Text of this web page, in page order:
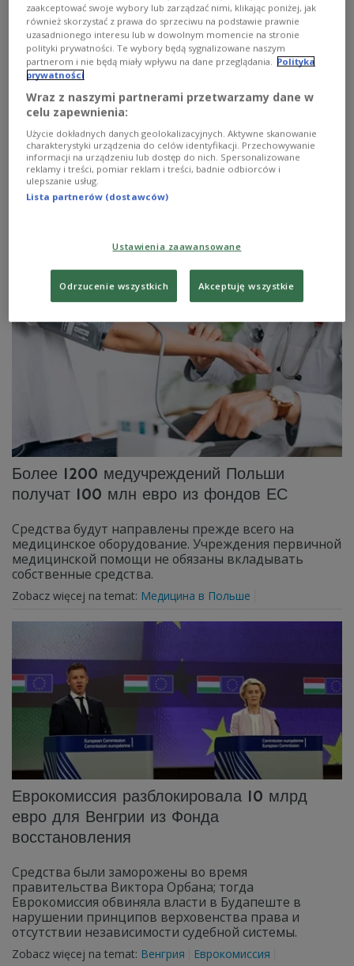
Европейская комиссия перечислила
Польше 7,2 млрд евро в рамках KPO
Перечисленные средства позволят
профинансировать инфраструктурные и цифровые
Инвестиции в Польше
Более 1200 медучреждений Польши
получат 100 млн евро из фондов ЕС
Средства будут направлены прежде всего на
медицинское оборудование. Учреждения первичной
медицинской помощи не обязаны вкладывать
собственные средства.
Zobacz więcej na temat: Медицина в Польше
Еврокомиссия разблокировала 10 млрд
евро для Венгрии из Фонда
восстановления
Средства были заморожены во время
правительства Виктора Орбана; тогда
Еврокомиссия обвиняла власти в Будапеште в
нарушении принципов верховенства права и
отсутствии независимости судебной системы.
Zobacz więcej na temat: Венгрия Еврокомиссия
zaakceptować swoje wybory lub zarządzać nimi, klikając poniżej, jak
również skorzystać z prawa do sprzeciwu na podstawie prawnie
uzasadnionego interesu lub w dowolnym momencie na stronie
polityki prywatności. Te wybory będą sygnalizowane naszym
partnerom i nie będą miały wpływu na dane przeglądania.
Polityka
prywatności
Wraz z naszymi partnerami przetwarzamy dane w
celu zapewnienia:
Użycie dokładnych danych geolokalizacyjnych. Aktywne skanowanie
charakterystyki urządzenia do celów identyfikacji. Przechowywanie
informacji na urządzeniu lub dostęp do nich. Spersonalizowane
reklamy i treści, pomiar reklam i treści, badnie odbiorców i
ulepszanie usług.
Lista partnerów (dostawców)
Ustawienia zaawansowane
Odrzucenie wszystkich Akceptuję wszystkie